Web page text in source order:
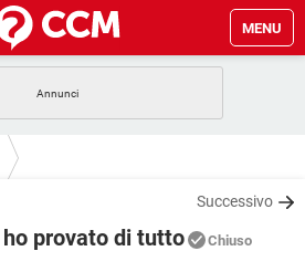
MENU
WHATSAPP
GAMING
Successivo
provato di tutto Chiuso